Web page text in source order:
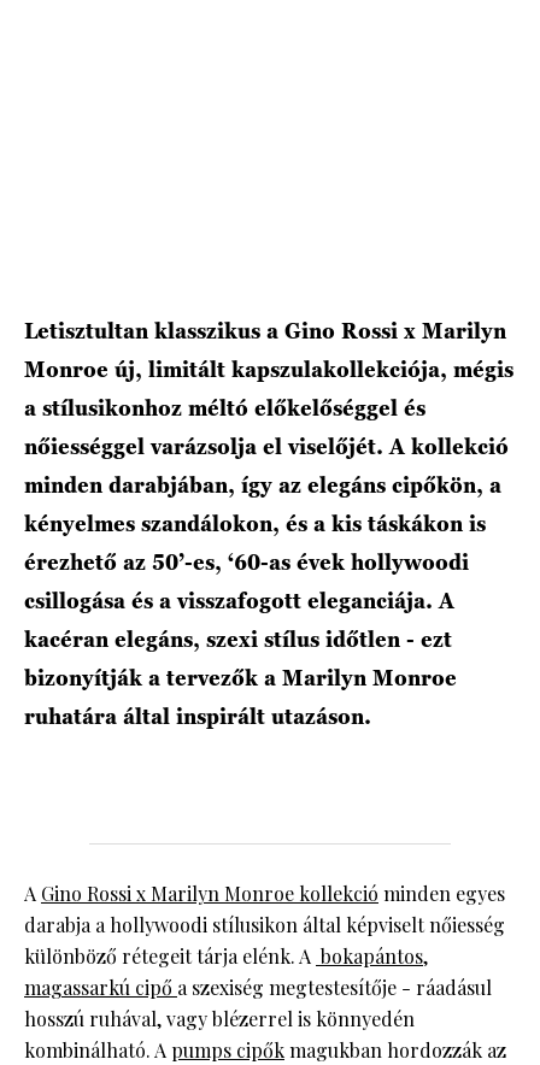
Letisztultan klasszikus a Gino Rossi x Marilyn
Monroe új, limitált kapszulakollekciója, mégis
a stílusikonhoz méltó előkelőséggel és
nőiességgel varázsolja el viselőjét. A kollekció
minden darabjában, így az elegáns cipőkön, a
kényelmes szandálokon, és a kis táskákon is
érezhető az 50’-es, ‘60-as évek hollywoodi
csillogása és a visszafogott eleganciája. A
kacéran elegáns, szexi stílus időtlen - ezt
bizonyítják a tervezők a Marilyn Monroe
ruhatára által inspirált utazáson.
A Gino Rossi x Marilyn Monroe kollekció minden egyes
darabja a hollywoodi stílusikon által képviselt nőiesség
különböző rétegeit tárja elénk. A bokapántos,
magassarkú cipő a szexiség megtestesítője - ráadásul
hosszú ruhával, vagy blézerrel is könnyedén
kombinálható. A pumps cipőkmagukban hordozzák az